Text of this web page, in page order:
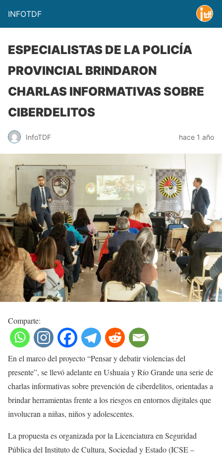
INFOTDF
ESPECIALISTAS DE LA POLICÍA
PROVINCIAL BRINDARON
CHARLAS INFORMATIVAS SOBRE
CIBERDELITOS
InfoTDF hace 1 año
Comparte:
En el marco del proyecto “Pensar y debatir violencias del
presente”, se llevó adelante en Ushuaia y Río Grande una serie de
charlas informativas sobre prevención de ciberdelitos, orientadas a
brindar herramientas frente a los riesgos en entornos digitales que
involucran a niñas, niños y adolescentes.
La propuesta es organizada por la Licenciatura en Seguridad
Pública del Instituto de Cultura, Sociedad y Estado (ICSE –